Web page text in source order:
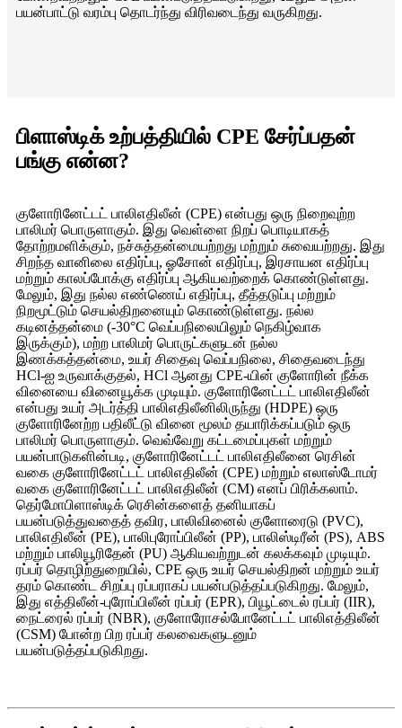
பயன்பாட்டு வரம்பு தொடர்ந்து விரிவடைந்து வருகிறது.
பிளாஸ்டிக் உற்பத்தியில் CPE சேர்ப்பதன்
பங்கு என்ன?
குளோரினேட்டட் பாலிஎதிலீன் (CPE) என்பது ஒரு நிறைவுற்ற
பாலிமர் பொருளாகும். இது வெள்ளை நிறப் பொடியாகத்
தோற்றமளிக்கும், நச்சுத்தன்மையற்றது மற்றும் சுவையற்றது. இது
சிறந்த வானிலை எதிர்ப்பு, ஓசோன் எதிர்ப்பு, இரசாயன எதிர்ப்பு
மற்றும் காலப்போக்கு எதிர்ப்பு ஆகியவற்றைக் கொண்டுள்ளது.
மேலும், இது நல்ல எண்ணெய் எதிர்ப்பு, தீத்தடுப்பு மற்றும்
நிறமூட்டும் செயல்திறனையும் கொண்டுள்ளது. நல்ல
கடினத்தன்மை (-30°C வெப்பநிலையிலும் நெகிழ்வாக
இருக்கும்), மற்ற பாலிமர் பொருட்களுடன் நல்ல
இணக்கத்தன்மை, உயர் சிதைவு வெப்பநிலை, சிதைவடைந்து
HCl-ஐ உருவாக்குதல், HCl ஆனது CPE-யின் குளோரின் நீக்க
வினையை வினையூக்க முடியும். குளோரினேட்டட் பாலிஎதிலீன்
என்பது உயர் அடர்த்தி பாலிஎதிலீனிலிருந்து (HDPE) ஒரு
குளோரினேற்ற பதிலீட்டு வினை மூலம் தயாரிக்கப்படும் ஒரு
பாலிமர் பொருளாகும். வெவ்வேறு கட்டமைப்புகள் மற்றும்
பயன்பாடுகளின்படி, குளோரினேட்டட் பாலிஎதிலீனை ரெசின்
வகை குளோரினேட்டட் பாலிஎதிலீன் (CPE) மற்றும் எலாஸ்டோமர்
வகை குளோரினேட்டட் பாலிஎதிலீன் (CM) எனப் பிரிக்கலாம்.
தெர்மோபிளாஸ்டிக் ரெசின்களைத் தனியாகப்
பயன்படுத்துவதைத் தவிர, பாலிவினைல் குளோரைடு (PVC),
பாலிஎதிலீன் (PE), பாலிபுரோப்பிலீன் (PP), பாலிஸ்டிரீன் (PS), ABS
மற்றும் பாலியூரிதேன் (PU) ஆகியவற்றுடன் கலக்கவும் முடியும்.
ரப்பர் தொழிற்துறையில், CPE ஒரு உயர் செயல்திறன் மற்றும் உயர்
தரம் கொண்ட சிறப்பு ரப்பராகப் பயன்படுத்தப்படுகிறது. மேலும்,
இது எத்திலீன்-புரோப்பிலீன் ரப்பர் (EPR), பியூட்டைல் ​​ரப்பர் (IIR),
நைட்ரைல் ரப்பர் (NBR), குளோரோசல்போனேட்டட் பாலிஎத்திலீன்
(CSM) போன்ற பிற ரப்பர் கலவைகளுடனும்
பயன்படுத்தப்படுகிறது.